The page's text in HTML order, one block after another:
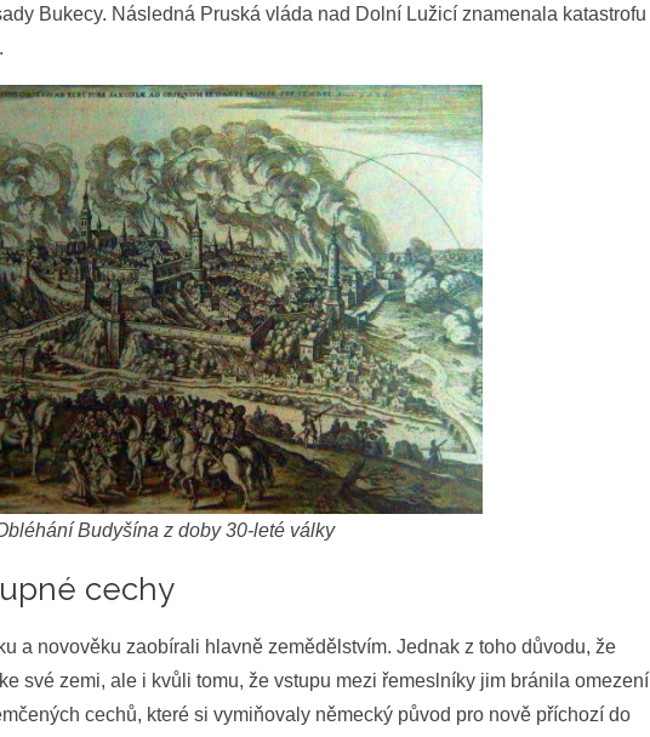
Bukecy. Následná Pruská vláda nad Dolní Lužicí znamenala katastrofu
Budyšína z doby 30-leté války
cechy
a novověku zaobírali hlavně zemědělstvím. Jednak z toho důvodu, že
své zemi, ale i kvůli tomu, že vstupu mezi řemeslníky jim bránila omezení
cechů, které si vymiňovaly německý původ pro nově příchozí do